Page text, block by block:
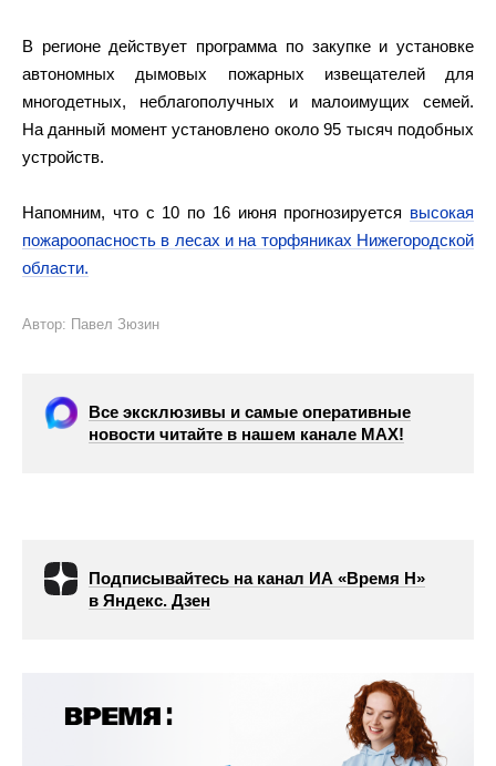
В регионе действует программа по закупке и установке
автономных дымовых пожарных извещателей для
многодетных, неблагополучных и малоимущих семей.
На данный момент установлено около 95 тысяч подобных
устройств.
Напомним, что с 10 по 16 июня прогнозируется высокая
пожароопасность в лесах и на торфяниках Нижегородской
области.
Автор: Павел Зюзин
Все эксклюзивы и самые оперативные
новости читайте в нашем канале МАХ!
Подписывайтесь на канал ИА «Время Н»
в Яндекс. Дзен